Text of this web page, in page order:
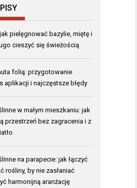
pielęgnować bazylie, miętę i
cieszyć się świeżością
folią: przygotowanie
aplikacji i najczęstsze błędy
w małym mieszkaniu: jak
przestrzeń bez zagracenia i z
na parapecie: jak łączyć
rośliny, by nie zasłaniać
harmonijną aranżację